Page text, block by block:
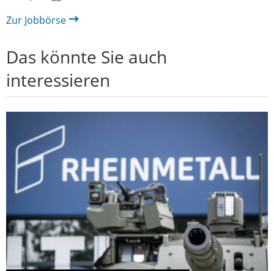
Zur Jobbörse
Das könnte Sie auch
interessieren